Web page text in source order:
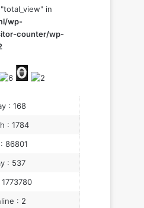
in
wp-
counter/wp-
: 168
: 1784
86801
: 537
: 2